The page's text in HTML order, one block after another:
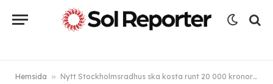
Hemsida » Nytt Stockholmsradhus ska kosta runt 20 000 kronor i månaden